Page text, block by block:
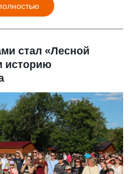
стал «Лесной
историю